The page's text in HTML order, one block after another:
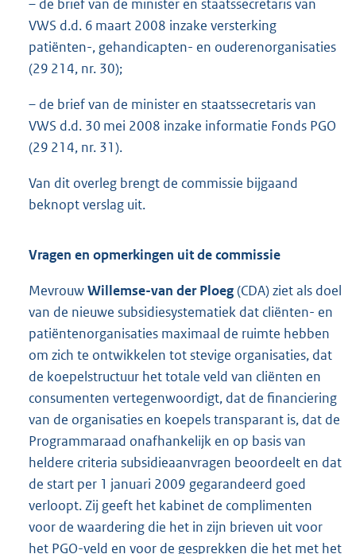
– de brief van de minister en staatssecretaris van
VWS d.d. 6 maart 2008 inzake versterking
patiënten-, gehandicapten- en ouderenorganisaties
(29 214, nr. 30);
– de brief van de minister en staatssecretaris van
VWS d.d. 30 mei 2008 inzake informatie Fonds PGO
(29 214, nr. 31).
Van dit overleg brengt de commissie bijgaand
beknopt verslag uit.
Vragen en opmerkingen uit de commissie
MevrouwWillemse-van der Ploeg(CDA) ziet als doel
van de nieuwe subsidiesystematiek dat cliënten- en
patiëntenorganisaties maximaal de ruimte hebben
om zich te ontwikkelen tot stevige organisaties, dat
de koepelstructuur het totale veld van cliënten en
consumenten vertegenwoordigt, dat de financiering
van de organisaties en koepels transparant is, dat de
Programmaraad onafhankelijk en op basis van
heldere criteria subsidieaanvragen beoordeelt en dat
de start per 1 januari 2009 gegarandeerd goed
verloopt. Zij geeft het kabinet de complimenten
voor de waardering die het in zijn brieven uit voor
het PGO-veld en voor de gesprekken die het met het